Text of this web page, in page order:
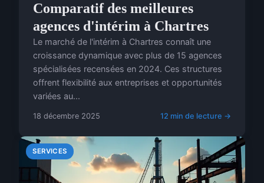
Comparatif des meilleures
agences d'intérim à Chartres
Le marché de l'intérim à Chartres connaît une
croissance dynamique avec plus de 15 agences
spécialisées recensées en 2024. Ces structures
offrent flexibilité aux entreprises et opportunités
variées au...
18 décembre 2025 12 min de lecture →
SERVICES